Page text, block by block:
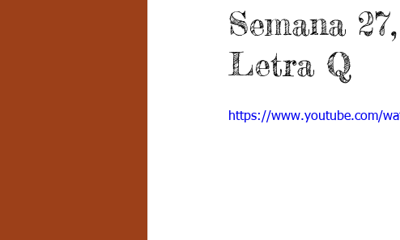
Grado 8 Grado 9
PSICOLOGÍA INSTITUCIONAL
Semana
Letra Q
https://www.youtube.com/